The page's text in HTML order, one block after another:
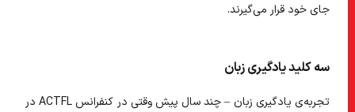
جای خود قرار می‌گیرند.
سه کلید یادگیری زبان
تجربه‌ی یادگیری زبان – چند سال پیش وقتی در کنفرانس ACTFL در